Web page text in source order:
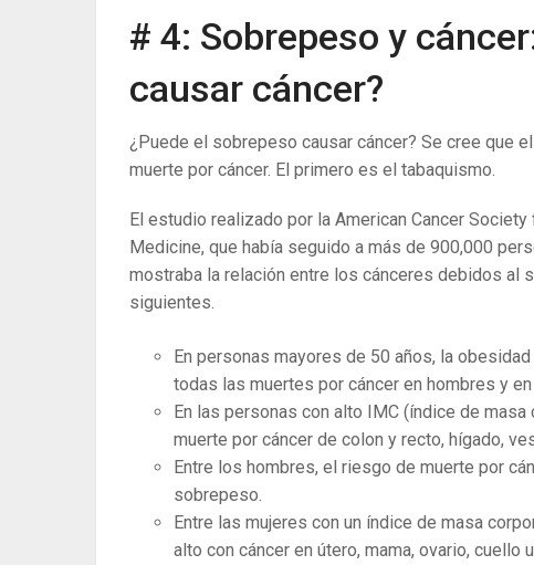
# 4: Sobrepeso y
causar cáncer?
¿Puede el sobrepeso causar cáncer? Se cree que
muerte por cáncer. El primero es el tabaquismo.
El estudio realizado por la American Cancer
Medicine, que había seguido a más de 900,000
mostraba la relación entre los cánceres debidos
siguientes.
En personas mayores de 50 años, la
todas las muertes por cáncer en hombres y
En las personas con alto IMC (índice de
muerte por cáncer de colon y recto, hígado,
Entre los hombres, el riesgo de muerte por
sobrepeso.
Entre las mujeres con un índice de masa
alto con cáncer en útero, mama, ovario, cuello